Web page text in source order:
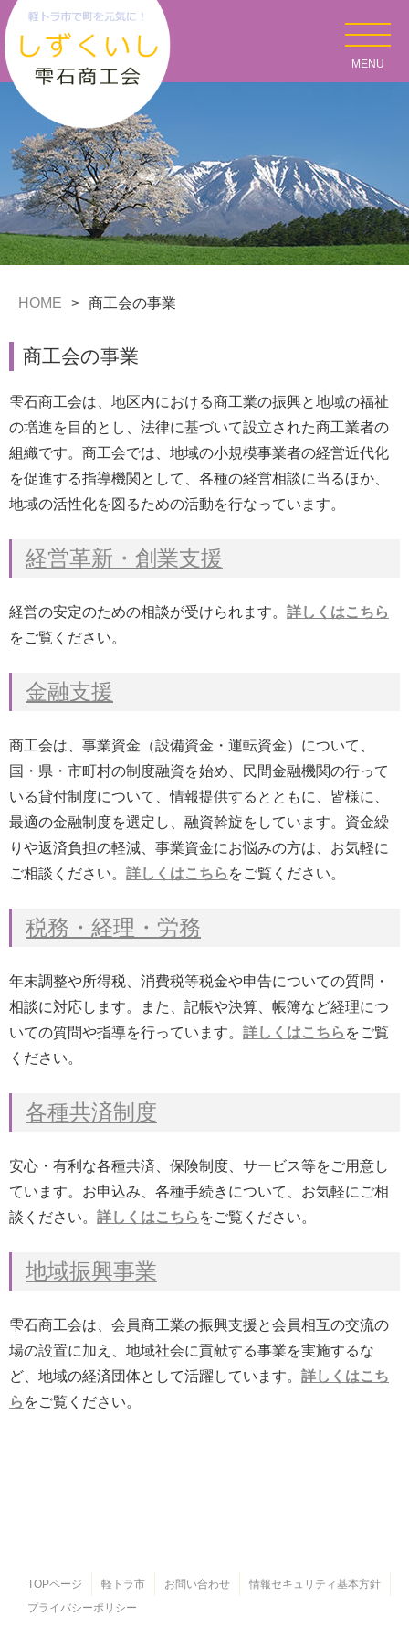
MENU
HOME 商工会の事業
商工会の事業
雫石商工会は、地区内における商工業の振興と地域の福祉
の増進を目的とし、法律に基づいて設立された商工業者の
組織です。商工会では、地域の小規模事業者の経営近代化
を促進する指導機関として、各種の経営相談に当るほか、
地域の活性化を図るための活動を行なっています。
経営革新・創業支援
経営の安定のための相談が受けられます。 詳しくはこちら
をご覧ください。
金融支援
商工会は、事業資金（設備資金・運転資金）について、
国・県・市町村の制度融資を始め、民間金融機関の行って
いる貸付制度について、情報提供するとともに、皆様に、
最適の金融制度を選定し、融資斡旋をしています。資金繰
りや返済負担の軽減、事業資金にお悩みの方は、お気軽に
ご相談ください。 詳しくはこちら をご覧ください。
税務・経理・労務
年末調整や所得税、消費税等税金や申告についての質問・
相談に対応します。また、記帳や決算、帳簿など経理につ
いての質問や指導を行っています。 詳しくはこちら をご覧
ください。
各種共済制度
安心・有利な各種共済、保険制度、サービス等をご用意し
ています。お申込み、各種手続きについて、お気軽にご相
談ください。 詳しくはこちら をご覧ください。
地域振興事業
雫石商工会は、会員商工業の振興支援と会員相互の交流の
場の設置に加え、地域社会に貢献する事業を実施するな
ど、地域の経済団体として活躍しています。 詳しくはこち
ら をご覧ください。
TOPページ 軽トラ市 お問い合わせ
情報セキュリティ基本方針
プライバシーポリシー